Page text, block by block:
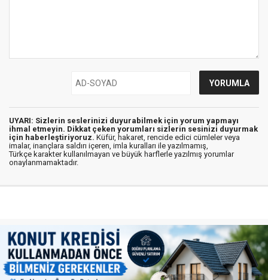
UYARI: Sizlerin seslerinizi duyurabilmek için yorum yapmayı
ihmal etmeyin. Dikkat çeken yorumları sizlerin sesinizi duyurmak
için haberleştiriyoruz. Küfür, hakaret, rencide edici cümleler veya
imalar, inançlara saldırı içeren, imla kuralları ile yazılmamış,
Türkçe karakter kullanılmayan ve büyük harflerle yazılmış yorumlar
onaylanmamaktadır.